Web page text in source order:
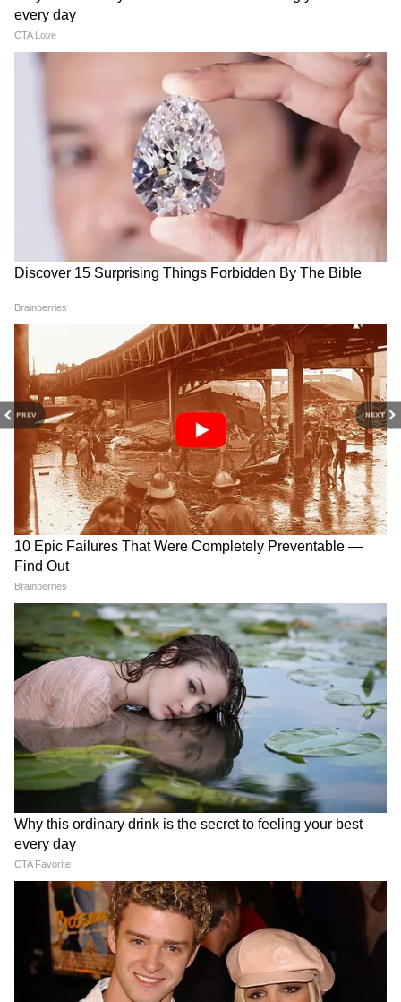
PREV NEXT
ये भी पढ़ेंJee Advanced 2023 Paper 1
Analysis: फिजिक्स रहा आसान, मैथ्स ने किया
परेशान...जानें क्या कहते हैं स्टूडेंट्स
जेईई एडवांस्ड 2023 की फाइनल आंसर की 18 जून को
जारी कर दी जाएगी। 12 जून तक सभी ऑब्जेक्शन
कलेक्ट होने के बाद एक्सपर्ट की टीम चैलेंज किए गए
आंसर को फिर से चेक करेगी। इसके बाद 18 जून 2023
को फाइनल आंसर की जारी की जाएगी। फाइनल आंसर
रिजल्ट भी घोषित कर दिया जाएगा। कैंडिडेट ऑफिशियल
वेवसाइट पर jeemain.nta.nic.in अपना रिजल्ट चेक
कर सकेंगे।
Education News: Read about the Latest
Board Exam News, School & Colleges News,
Admission news in hindi, Cut-off list news -
RECOMMENDED STORIES
ICMAI CMA जून 2026 रिजल्ट
जारी: इंटर-फाइनल के नतीजे घोषित,
जानें टॉपर्स और चेक करने का तरीका
18 साल का प्रोफेसर! आखिर कैसे
नाथन थॉमस ने 306 साल पुराना
Guinness World Record तोड़
दिया?
NEET PG 2026 में बड़े बदलाव!
शिफ्ट से लेकर समय, शहर और
सुरक्षा तक...जानिए इस बार क्या-क्या
किन परीक्षाओं पर होगा लागू? जानिए
10 बड़े सवालों के जवाब
LATEST VIDEOS
Atiq Ahmed के बेटे की मौत पर घर पहुंचे
Akhilesh Yadav के विधायक, जमकर हो रही